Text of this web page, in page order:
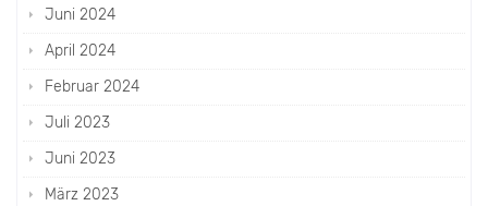
Juni 2024
April 2024
Februar 2024
Juli 2023
Juni 2023
März 2023